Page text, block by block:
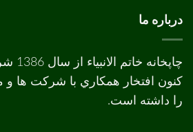
درباره ما
کنون افتخار همکاري با شرکت ها
را داشته است.